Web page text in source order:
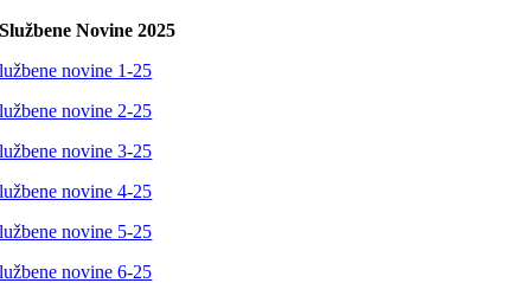
Službene Novine 2025
novine 1-25
novine 2-25
novine 3-25
novine 4-25
novine 5-25
novine 6-25